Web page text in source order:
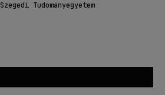
Szegedi Tudományegyetem